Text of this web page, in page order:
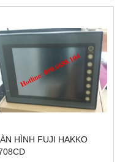
HÌNH FUJI HAKKO